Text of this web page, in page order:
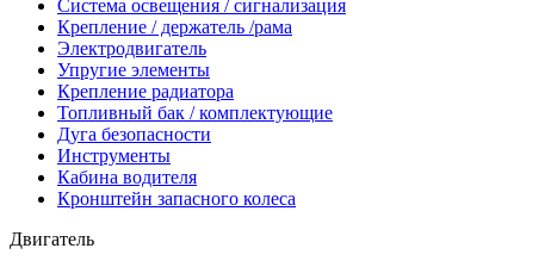
Система освещения / сигнализация
Крепление / держатель /рама
Электродвигатель
Упругие элементы
Крепление радиатора
Топливный бак / комплектующие
Дуга безопасности
Инструменты
Кабина водителя
Кронштейн запасного колеса
Двигатель